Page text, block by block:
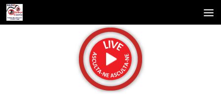
Skip to content